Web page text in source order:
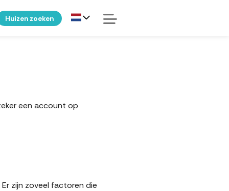
Huizen zoeken
een account op
zijn zoveel factoren die